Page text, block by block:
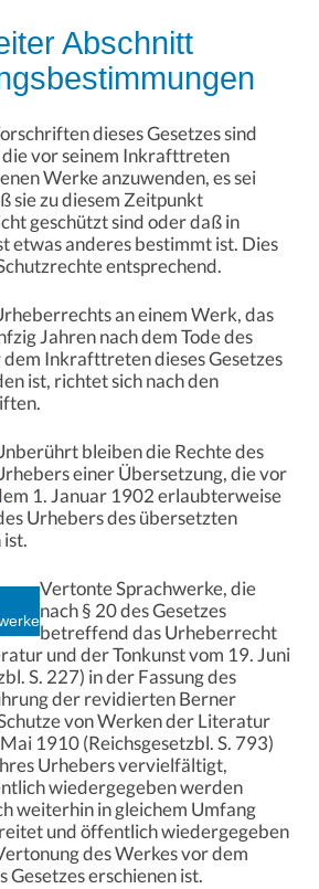
Abschnitt
dieses Gesetzes sind
die vor seinem Inkrafttreten
Werke anzuwenden, es sei
sie zu diesem Zeitpunkt
geschützt sind oder daß in
etwas anderes bestimmt ist. Dies
entsprechend.
an einem Werk, das
Jahren nach dem Tode des
Inkrafttreten dieses Gesetzes
ist, richtet sich nach den
bleiben die Rechte des
einer Übersetzung, die vor
1. Januar 1902 erlaubterweise
Urhebers des übersetzten
Vertonte Sprachwerke, die
nach § 20 des Gesetzes
betreffend das Urheberrecht
und der Tonkunst vom 19. Juni
S. 227) in der Fassung des
der revidierten Berner
von Werken der Literatur
1910 (Reichsgesetzbl. S. 793)
Urhebers vervielfältigt,
wiedergegeben werden
weiterhin in gleichem Umfang
und öffentlich wiedergegeben
des Werkes vor dem
erschienen ist.